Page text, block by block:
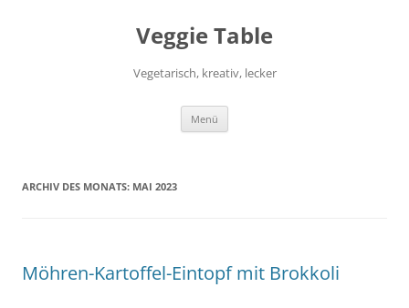
Veggie Table
Vegetarisch, kreativ, lecker
Menü
ARCHIV DES MONATS: MAI 2023
Möhren-Kartoffel-Eintopf mit Brokkoli